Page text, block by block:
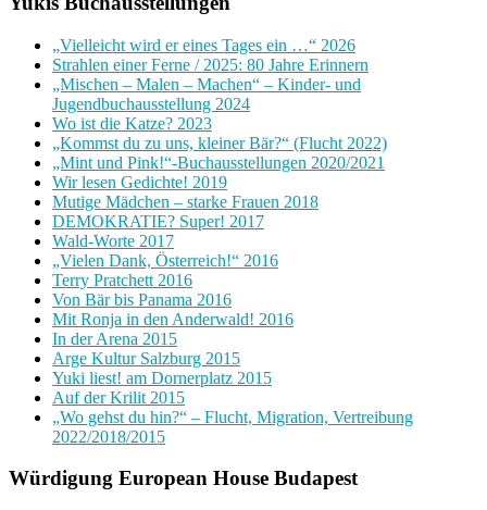
„Vielleicht wird er eines Tages ein …“ 2026
Strahlen einer Ferne / 2025: 80 Jahre Erinnern
„Mischen – Malen – Machen“ – Kinder- und
Jugendbuchausstellung 2024
Wo ist die Katze? 2023
„Kommst du zu uns, kleiner Bär?“ (Flucht 2022)
„Mint und Pink!“-Buchausstellungen 2020/2021
Wir lesen Gedichte! 2019
Mutige Mädchen – starke Frauen 2018
DEMOKRATIE? Super! 2017
Wald-Worte 2017
„Vielen Dank, Österreich!“ 2016
Terry Pratchett 2016
Von Bär bis Panama 2016
Mit Ronja in den Anderwald! 2016
In der Arena 2015
Arge Kultur Salzburg 2015
Yuki liest! am Dornerplatz 2015
Auf der Krilit 2015
„Wo gehst du hin?“ – Flucht, Migration, Vertreibung
2022/2018/2015
Würdigung European House Budapest